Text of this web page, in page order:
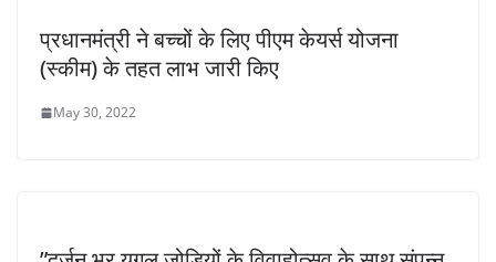
प्रधानमंत्री ने बच्चों के लिए पीएम केयर्स योजना
(स्कीम) के तहत लाभ जारी किए
May 30, 2022